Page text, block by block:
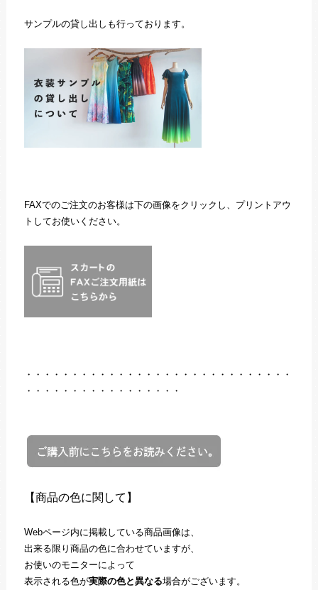
サンプルの貸し出しも行っております。
FAXでのご注文のお客様は下の画像をクリックし、プリントアウ
トしてお使いください。
・・・・・・・・・・・・・・・・・・・・・・・・・・・・・
・・・・・・・・・・・・・・・・・
【商品の色に関して】
Webページ内に掲載している商品画像は、
出来る限り商品の色に合わせていますが、
お使いのモニターによって
表示される色が実際の色と異なる場合がございます。